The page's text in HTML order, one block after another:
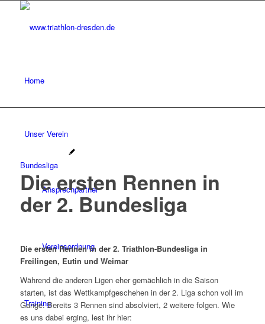
Home
Unser Verein
Ansprechpartner
Vereinsordnung
Training
Bundesliga
Die ersten Rennen in
der 2. Bundesliga
Die ersten Rennen in der 2. Triathlon-Bundesliga in
Freilingen, Eutin und Weimar
Während die anderen Ligen eher gemächlich in die Saison
starten, ist das Wettkampfgeschehen in der 2. Liga schon voll im
Gange. Bereits 3 Rennen sind absolviert, 2 weitere folgen. Wie
es uns dabei erging, lest ihr hier: